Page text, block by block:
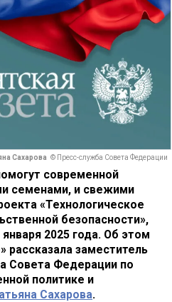
Сахарова © Пресс-служба Совета Федерации
современной
семенами, и свежими
«Технологическое
безопасности»,
2025 года. Об этом
рассказала заместитель
Совета Федерации по
политике и
Сахарова.